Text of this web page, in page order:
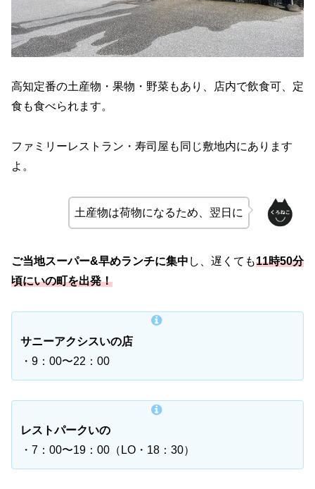
高知定番の土産物・果物・野菜もあり、店内で飲食可、定
食も食べられます。
ファミリーレストラン・寿司屋も同じ敷地内にあります
よ。
土産物は荷物になるため、翌日に
ご当地スーパー&早めランチに集中 し、遅くても11時50分
頃にいの町を出発！
サニーアクシスいの店
・9：00〜22：00
レストパークいの
・7：00〜19：00（LO・18：30）